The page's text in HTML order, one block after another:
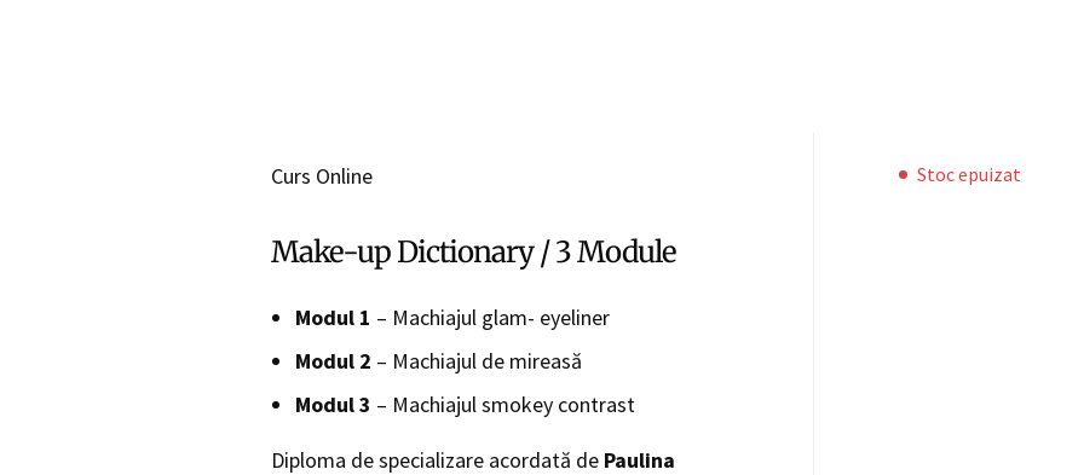
Curs Online
Make-up Dictionary / 3 Module
Modul 1 – Machiajul glam- eyeliner
Modul 2 – Machiajul de mireasă
Modul 3 – Machiajul smokey contrast
Diploma de specializare acordată de Paulina
Stoc epuizat